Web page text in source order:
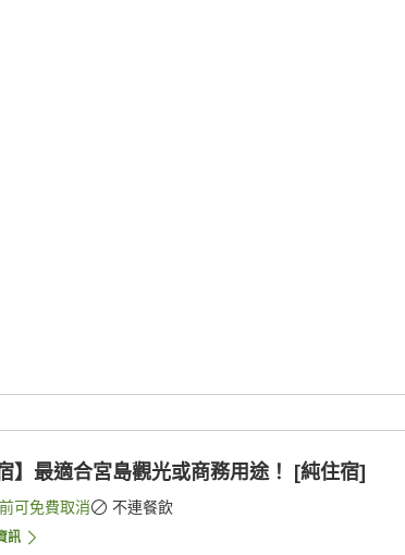
】最適合宮島觀光或商務用途！ [純住宿]
前可免費取消 不連餐飲
訊